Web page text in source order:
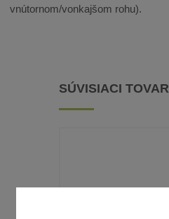
vnútornom/vonkajšom rohu).
SÚVISIACI TOVAR